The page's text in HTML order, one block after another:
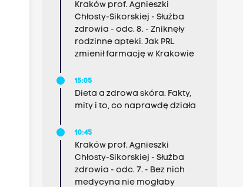
Kraków prof. Agnieszki
Chłosty-Sikorskiej - Służba
zdrowia - odc. 8. - Zniknęły
rodzinne apteki. Jak PRL
zmienił farmację w Krakowie
15:05
Dieta a zdrowa skóra. Fakty,
mity i to, co naprawdę działa
10:45
Kraków prof. Agnieszki
Chłosty-Sikorskiej - Służba
zdrowia - odc. 7. - Bez nich
medycyna nie mogłaby